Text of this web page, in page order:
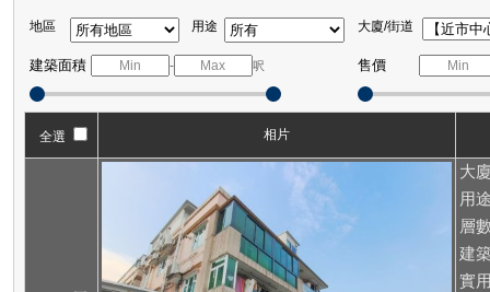
地區 用途 大廈/街道
建築面積 - 呎 售價
全選 相片
大
用
層
建
實